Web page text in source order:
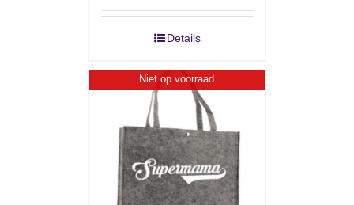
Details
Niet op voorraad